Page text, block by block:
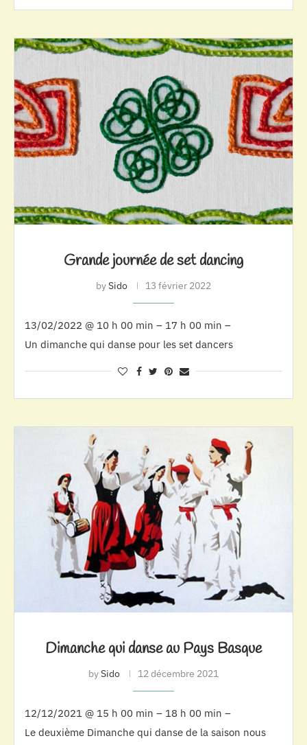
Grande journée de set dancing
bySido 13 février 2022
13/02/2022 @ 10 h 00 min – 17 h 00 min –
Un dimanche qui danse pour les set dancers
Dimanche qui danse au Pays Basque
bySido 12 décembre 2021
12/12/2021 @ 15 h 00 min – 18 h 00 min –
Le deuxième Dimanche qui danse de la saison nous